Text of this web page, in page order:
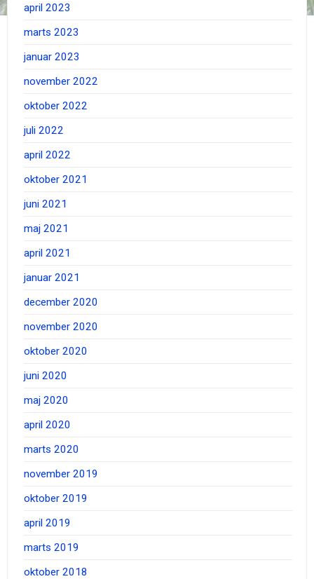
april 2023
marts 2023
januar 2023
november 2022
oktober 2022
juli 2022
april 2022
oktober 2021
juni 2021
maj 2021
april 2021
januar 2021
december 2020
november 2020
oktober 2020
juni 2020
maj 2020
april 2020
marts 2020
november 2019
oktober 2019
april 2019
marts 2019
oktober 2018